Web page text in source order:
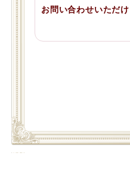
お問い合わせいただ